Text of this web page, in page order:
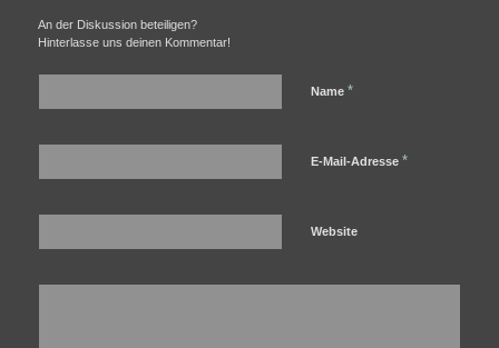
An der Diskussion beteiligen?
Hinterlasse uns deinen Kommentar!
Name *
E-Mail-Adresse *
Website